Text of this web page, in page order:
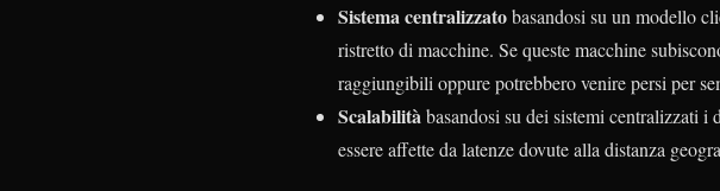
Sistema centralizzatobasandosi su un modello
ristretto di macchine. Se queste macchine
raggiungibili oppure potrebbero venire persi per
Scalabilità basandosi su dei sistemi centralizzati i
essere affette da latenze dovute alla distanza